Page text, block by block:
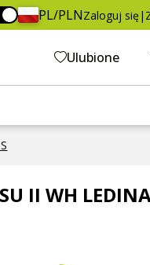
PL/PLNZaloguj się |
Ulubione
brutto / szt. Dodaj do
II WH